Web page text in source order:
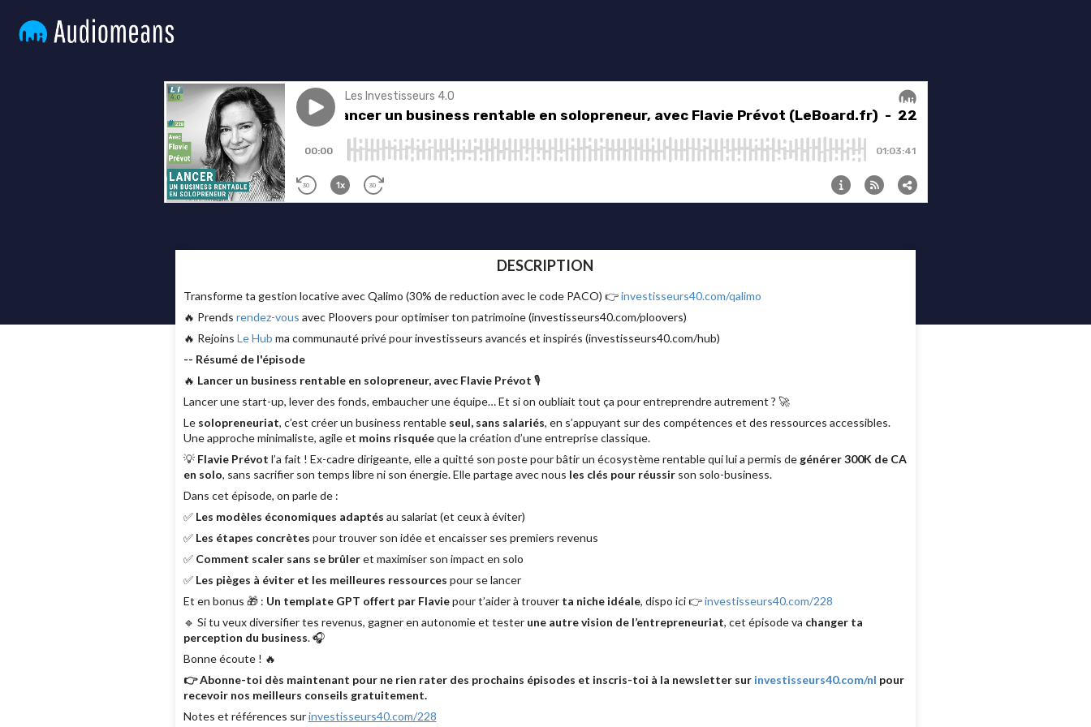
DESCRIPTION
Transforme ta gestion locative avec Qalimo (30% de reduction avec le code PACO) 👉investisseurs40.com/qalimo
🔥 Prends rendez-vous avec Ploovers pour optimiser ton patrimoine (investisseurs40.com/ploovers)
🔥 Rejoins Le Hub ma communauté privé pour investisseurs avancés et inspirés (investisseurs40.com/hub)
-- Résumé de l'épisode
🔥 Lancer un business rentable en solopreneur, avec Flavie Prévot 🎙️
Lancer une start-up, lever des fonds, embaucher une équipe… Et si on oubliait tout ça pour entreprendre autrement ? 🚀
Le solopreneuriat, c’est créer un business rentable seul, sans salariés, en s’appuyant sur des compétences et des ressources accessibles.
Une approche minimaliste, agile et moins risquéeque la création d’une entreprise classique.
💡 Flavie Prévot l’a fait ! Ex-cadre dirigeante, elle a quitté son poste pour bâtir un écosystème rentable qui lui a permis de générer 300K de CA
en solo, sans sacrifier son temps libre ni son énergie. Elle partage avec nous les clés pour réussirson solo-business.
Dans cet épisode, on parle de :
✅ Les modèles économiques adaptés au salariat (et ceux à éviter)
✅ Les étapes concrètes pour trouver son idée et encaisser ses premiers revenus
✅ Comment scaler sans se brûleret maximiser son impact en solo
✅ Les pièges à éviter et les meilleures ressources pour se lancer
Et en bonus 🎁 : Un template GPT offert par Flaviepour t’aider à trouver ta niche idéale, dispo ici 👉investisseurs40.com/228
🔹 Si tu veux diversifier tes revenus, gagner en autonomie et tester une autre vision de l’entrepreneuriat, cet épisode va changer ta
perception du business. 🎧
Bonne écoute ! 🔥
👉 Abonne-toi dès maintenant pour ne rien rater des prochains épisodes et inscris-toi à la newsletter sur investisseurs40.com/nl pour
recevoir nos meilleurs conseils gratuitement.
Notes et références surinvestisseurs40.com/228